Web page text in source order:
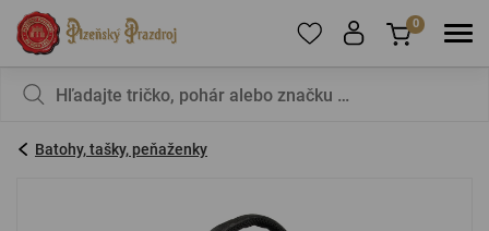
zaregistrujte sa .
0
zmeniť?
Batohy, tašky, peňaženky